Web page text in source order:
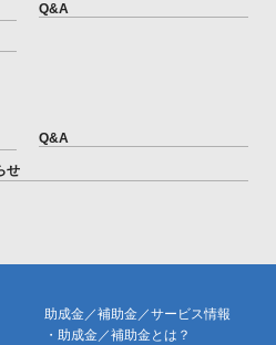
Q&A
Q&A
せ
助成金／補助金／サービス情報
・助成金／補助金とは？